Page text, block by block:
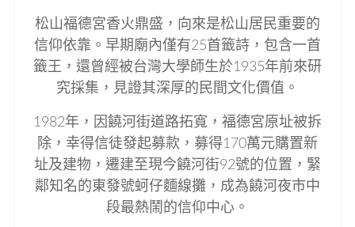
松山福德宮香火鼎盛，向來是松山居民重要的
信仰依靠。早期廟內僅有25首籤詩，包含一首
籤王，還曾經被台灣大學師生於1935年前來研
究採集，見證其深厚的民間文化價值。
1982年，因饒河街道路拓寬，福德宮原址被拆
除，幸得信徒發起募款，募得170萬元購置新
址及建物，遷建至現今饒河街92號的位置，緊
鄰知名的東發號蚵仔麵線攤，成為饒河夜市中
段最熱鬧的信仰中心。